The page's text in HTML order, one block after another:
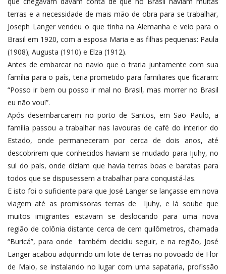
terras e a necessidade de mais mão de obra para se trabalhar,
Joseph Langer vendeu o que tinha na Alemanha e veio para o
Brasil em 1920, com a esposa Maria e as filhas pequenas: Paula
(1908); Augusta (1910) e Elza (1912).
Antes de embarcar no navio que o traria juntamente com sua
família para o país, teria prometido para familiares que ficaram:
“Posso ir bem ou posso ir mal no Brasil, mas morrer no Brasil
eu não vou!”.
Após desembarcarem no porto de Santos, em São Paulo, a
família passou a trabalhar nas lavouras de café do interior do
Estado, onde permaneceram por cerca de dois anos, até
descobrirem que conhecidos haviam se mudado para Ijuhy, no
sul do país, onde diziam que havia terras boas e baratas para
todos que se dispusessem a trabalhar para conquistá-las.
E isto foi o suficiente para que José Langer se lançasse em nova
viagem até as promissoras terras de Ijuhy, e lá soube que
muitos imigrantes estavam se deslocando para uma nova
região de colônia distante cerca de cem quilômetros, chamada
“Buricá”, para onde também decidiu seguir, e na região, José
Langer acabou adquirindo um lote de terras no povoado de Flor
de Maio, se instalando no lugar com uma sapataria, profissão